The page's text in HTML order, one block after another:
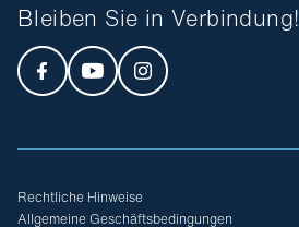
Bleiben Sie in Verbindung!
Rechtliche Hinweise
Allgemeine Geschäftsbedingungen